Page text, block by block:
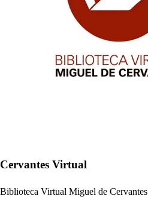
Cervantes Virtual
Biblioteca Virtual Miguel de Cervantes